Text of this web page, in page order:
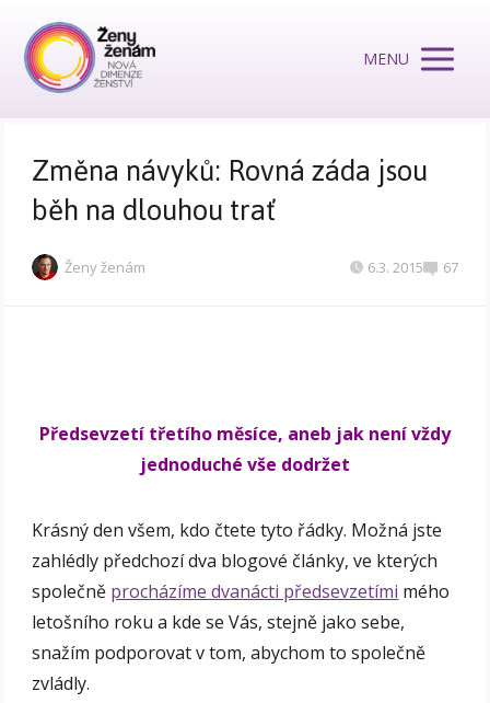
MENU
Změna návyků: Rovná záda jsou
běh na dlouhou trať
Ženy ženám 6.3. 2015 67
Předsevzetí třetího měsíce, aneb jak není vždy
jednoduché vše dodržet
Krásný den všem, kdo čtete tyto řádky. Možná jste
zahlédly předchozí dva blogové články, ve kterých
společně procházíme dvanácti předsevzetími mého
letošního roku a kde se Vás, stejně jako sebe,
snažím podporovat v tom, abychom to společně
zvládly.